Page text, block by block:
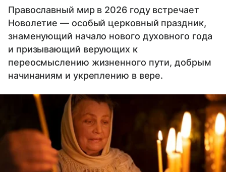
Православный мир в 2026 году встречает
Новолетие — особый церковный праздник,
знаменующий начало нового духовного года
и призывающий верующих к
переосмыслению жизненного пути, добрым
начинаниям и укреплению в вере.